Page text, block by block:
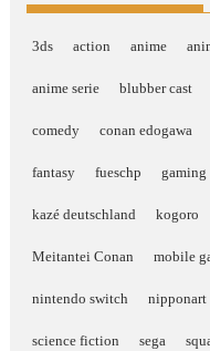
3ds action anime
anime serie blubber cast
comedy conan edogawa
fantasy fueschp gaming
kazé deutschland kogoro
Meitantei Conan mobile
nintendo switch nipponart
science fiction sega